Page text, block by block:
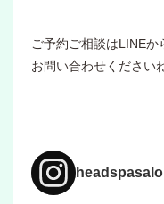
ご予約ご相談はLINE
お問い合わせください